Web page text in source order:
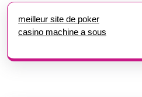
meilleur site de poker
casino machine a sous